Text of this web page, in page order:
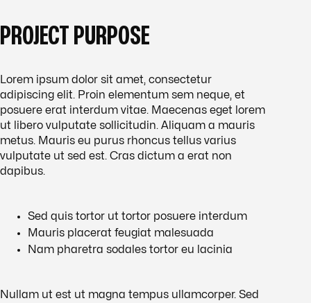
PROJECT PURPOSE
Lorem ipsum dolor sit amet, consectetur
adipiscing elit. Proin elementum sem neque, et
posuere erat interdum vitae. Maecenas eget lorem
ut libero vulputate sollicitudin. Aliquam a mauris
metus. Mauris eu purus rhoncus tellus varius
vulputate ut sed est. Cras dictum a erat non
dapibus.
Sed quis tortor ut tortor posuere interdum
Mauris placerat feugiat malesuada
Nam pharetra sodales tortor eu lacinia
Nullam ut est ut magna tempus ullamcorper. Sed